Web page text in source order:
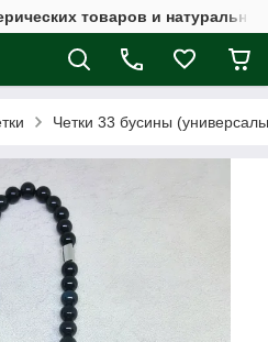
товаров и
Четки 33 бусины